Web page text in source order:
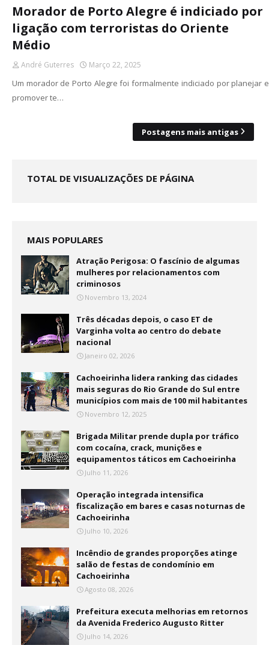
Morador de Porto Alegre é indiciado por
ligação com terroristas do Oriente
Médio
André Guterres Março 22, 2025
Um morador de Porto Alegre foi formalmente indiciado por planejar e
promover te…
Postagens mais antigas
TOTAL DE VISUALIZAÇÕES DE PÁGINA
MAIS POPULARES
Atração Perigosa: O fascínio de algumas
mulheres por relacionamentos com
criminosos
Novembro 13, 2024
Três décadas depois, o caso ET de
Varginha volta ao centro do debate
nacional
Janeiro 02, 2026
Cachoeirinha lidera ranking das cidades
mais seguras do Rio Grande do Sul entre
municípios com mais de 100 mil habitantes
Novembro 12, 2025
Brigada Militar prende dupla por tráfico
com cocaína, crack, munições e
equipamentos táticos em Cachoeirinha
Julho 11, 2026
Operação integrada intensifica
fiscalização em bares e casas noturnas de
Cachoeirinha
Julho 10, 2026
Incêndio de grandes proporções atinge
salão de festas de condomínio em
Cachoeirinha
Agosto 08, 2026
Prefeitura executa melhorias em retornos
da Avenida Frederico Augusto Ritter
Julho 14, 2026